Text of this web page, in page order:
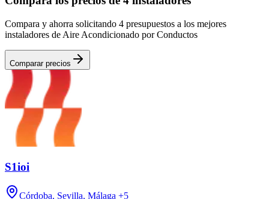
Compara y ahorra solicitando 4 presupuestos a los mejores
instaladores de Aire Acondicionado por Conductos
Comparar precios
S1ioi
Córdoba, Sevilla, Málaga +5